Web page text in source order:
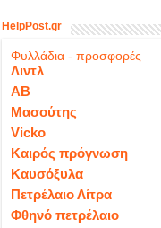
HelpPost.gr
Φυλλάδια - προσφορές
Λιντλ
ΑΒ
Μασούτης
Vicko
Καιρός πρόγνωση
Καυσόξυλα
Πετρέλαιο Λίτρα
Φθηνό πετρέλαιο